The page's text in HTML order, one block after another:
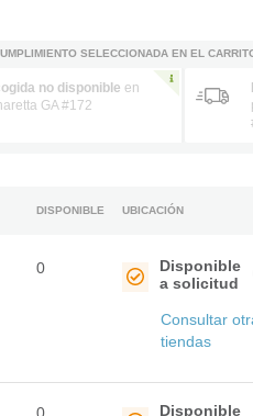
SELECCIONADA EN EL
no disponible en
GA #172
DISPONIBLE UBICACIÓN
0
Disponible
a solicitud
Consultar
tiendas
Disponible